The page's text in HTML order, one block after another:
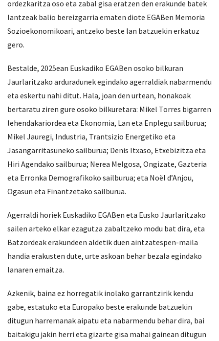
ordezkaritza oso eta zabal gisa eratzen den erakunde batek
lantzeak balio bereizgarria ematen diote EGABen Memoria
Sozioekonomikoari, antzeko beste lan batzuekin erkatuz
gero.
Bestalde, 2025ean Euskadiko EGABen osoko bilkuran
Jaurlaritzako arduradunek egindako agerraldiak nabarmendu
eta eskertu nahi ditut. Hala, joan den urtean, honakoak
bertaratu ziren gure osoko bilkuretara: Mikel Torres bigarren
lehendakariordea eta Ekonomia, Lan eta Enplegu sailburua;
Mikel Jauregi, Industria, Trantsizio Energetiko eta
Jasangarritasuneko sailburua; Denis Itxaso, Etxebizitza eta
Hiri Agendako sailburua; Nerea Melgosa, Ongizate, Gazteria
eta Erronka Demografikoko sailburua; eta Noël d’Anjou,
Ogasun eta Finantzetako sailburua.
Agerraldi horiek Euskadiko EGABen eta Eusko Jaurlaritzako
sailen arteko elkar ezagutza zabaltzeko modu bat dira, eta
Batzordeak erakundeen aldetik duen aintzatespen-maila
handia erakusten dute, urte askoan behar bezala egindako
lanaren emaitza.
Azkenik, baina ez horregatik inolako garrantzirik kendu
gabe, estatuko eta Europako beste erakunde batzuekin
ditugun harremanak aipatu eta nabarmendu behar dira, bai
baitakigu jakin herri eta gizarte gisa mahai gainean ditugun